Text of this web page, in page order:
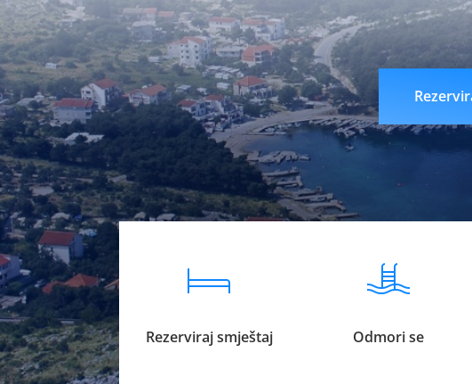
livesport88 login liveklik77
Rezerviraj smještaj Odmori se